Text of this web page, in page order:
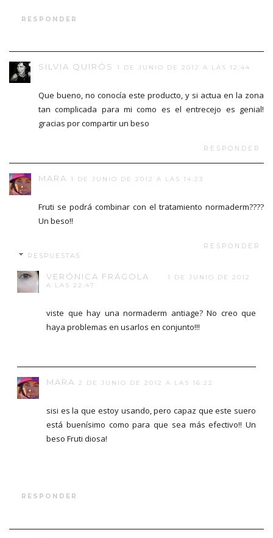
RESPONDER
SILVIA QUIRÓS 1 DE JUNIO DE 2012 A LAS 12:44
Que bueno, no conocía este producto, y si actua en la zona
tan complicada para mi como es el entrecejo es genial!
gracias por compartir un beso
RESPONDER
MARA 1 DE JUNIO DE 2012 A LAS 14:23
Fruti se podrá combinar con el tratamiento normaderm????
Un beso!!
RESPONDER
RESPUESTAS
VERÓNICA FRÁGOLA
1 DE JUNIO DE 2012
A LAS 22:47
viste que hay una normaderm antiage? No creo que
haya problemas en usarlos en conjunto!!!
MARA 2 DE JUNIO DE 2012 A LAS 16:22
sisi es la que estoy usando, pero capaz que este suero
está buenísimo como para que sea más efectivo!! Un
beso Fruti diosa!
RESPONDER